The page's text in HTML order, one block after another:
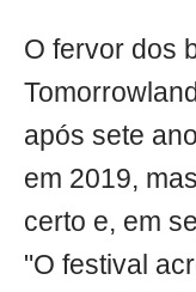
O fervor dos
após sete
em 2019,
certo e, em
"O festival